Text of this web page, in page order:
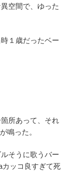
空間で、ゆった
１歳だったベー
所あって、それ
鳴った。
そうに歌うバー
カッコ良すぎて死